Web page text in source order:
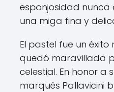
esponjosidad nunca
una miga fina y
El pastel fue un
quedó maravillada
celestial. En honor a
marqués Pallavicini